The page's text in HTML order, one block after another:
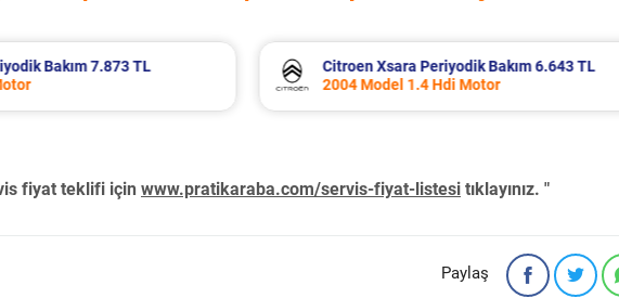
Bakım 6.643 TL
Hdi Motor
Dacia Duster Periyodik Bakım 7.799 TL
2012 Model 1.5 Dci Motor
fiyat teklifi için www.pratikaraba.com/servis-fiyat-listesi tıklayınız. "
Paylaş